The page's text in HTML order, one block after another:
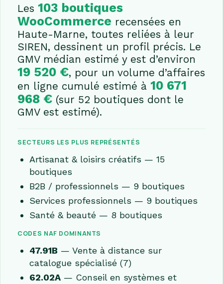
Les103 boutiques
WooCommerce recensées en
Haute-Marne, toutes reliées à leur
SIREN, dessinent un profil précis. Le
GMV médian estimé y est d’environ
19 520 €, pour un volume d’affaires
en ligne cumulé estimé à10 671
968 € (sur 52 boutiques dont le
GMV est estimé).
SECTEURS LES PLUS REPRÉSENTÉS
Artisanat & loisirs créatifs — 15
boutiques
B2B / professionnels — 9 boutiques
Services professionnels — 9 boutiques
Santé & beauté — 8 boutiques
CODES NAF DOMINANTS
47.91B — Vente à distance sur
catalogue spécialisé (7)
62.02A — Conseil en systèmes et